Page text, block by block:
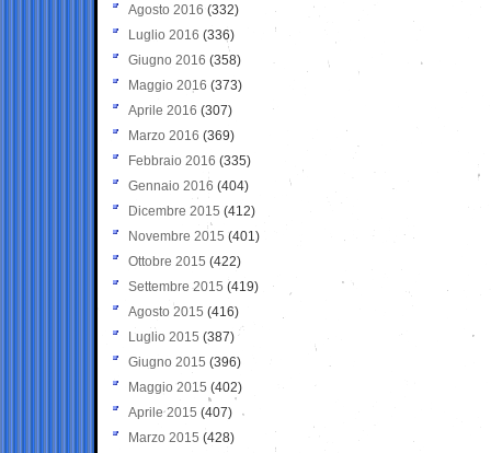
Agosto 2016 (332)
Luglio 2016 (336)
Giugno 2016 (358)
Maggio 2016 (373)
Aprile 2016 (307)
Marzo 2016 (369)
Febbraio 2016 (335)
Gennaio 2016 (404)
Dicembre 2015 (412)
Novembre 2015 (401)
Ottobre 2015 (422)
Settembre 2015 (419)
Agosto 2015 (416)
Luglio 2015 (387)
Giugno 2015 (396)
Maggio 2015 (402)
Aprile 2015 (407)
Marzo 2015 (428)